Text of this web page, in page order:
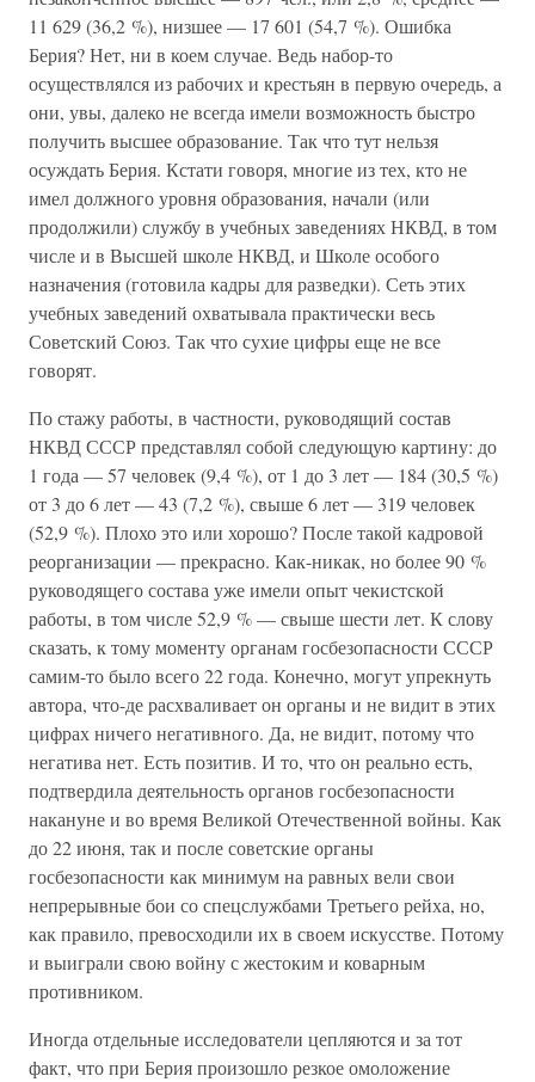
11 629 (36,2 %), низшее — 17 601 (54,7 %). Ошибка
Берия? Нет, ни в коем случае. Ведь набор-то
осуществлялся из рабочих и крестьян в первую очередь, а
они, увы, далеко не всегда имели возможность быстро
получить высшее образование. Так что тут нельзя
осуждать Берия. Кстати говоря, многие из тех, кто не
имел должного уровня образования, начали (или
продолжили) службу в учебных заведениях НКВД, в том
числе и в Высшей школе НКВД, и Школе особого
назначения (готовила кадры для разведки). Сеть этих
учебных заведений охватывала практически весь
Советский Союз. Так что сухие цифры еще не все
говорят.
По стажу работы, в частности, руководящий состав
НКВД СССР представлял собой следующую картину: до
1 года — 57 человек (9,4 %), от 1 до 3 лет — 184 (30,5 %)
от 3 до 6 лет — 43 (7,2 %), свыше 6 лет — 319 человек
(52,9 %). Плохо это или хорошо? После такой кадровой
реорганизации — прекрасно. Как-никак, но более 90 %
руководящего состава уже имели опыт чекистской
работы, в том числе 52,9 % — свыше шести лет. К слову
сказать, к тому моменту органам госбезопасности СССР
самим-то было всего 22 года. Конечно, могут упрекнуть
автора, что-де расхваливает он органы и не видит в этих
цифрах ничего негативного. Да, не видит, потому что
негатива нет. Есть позитив. И то, что он реально есть,
подтвердила деятельность органов госбезопасности
накануне и во время Великой Отечественной войны. Как
до 22 июня, так и после советские органы
госбезопасности как минимум на равных вели свои
непрерывные бои со спецслужбами Третьего рейха, но,
как правило, превосходили их в своем искусстве. Потому
и выиграли свою войну с жестоким и коварным
противником.
Иногда отдельные исследователи цепляются и за тот
факт, что при Берия произошло резкое омоложение